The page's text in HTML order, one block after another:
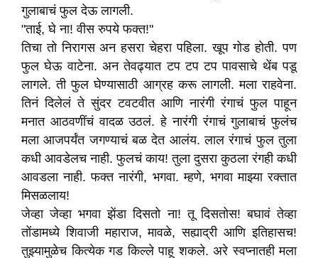
गुलाबाचं फुल देऊ लागली.
"ताई, घे ना! वीस रुपये फक्त!"
तिचा तो निरागस अन हसरा चेहरा पहिला. खूप गोड होती. पण
फुल घेऊ वाटेना. अन तेवढ्यात टप टप टप पावसाचे थेंब पडू
लागले. ती फुल घेण्यासाठी आग्रह करू लागली. मला राहवेना.
तिनं दिलेलं ते सुंदर टवटवीत आणि नारंगी रंगाचं फुल पाहून
मनात आठवणींचं वादळ उठलं. हे नारंगी रंगाचं गुलाबाचं फुलंच
मला आजपर्यंत जगण्याचं बळ देत आलंय. लाल रंगाचं फुल तुला
कधी आवडेलच नाही. फुलचं काय! तुला दुसरा कुठला रंगही कधी
आवडला नाही. फक्त नारंगी, भगवा. म्हणे, भगवा माझ्या रक्तात
मिसळलाय!
जेव्हा जेव्हा भगवा झेंडा दिसतो ना! तू दिसतोस! बघावं तेव्हा
तोंडामध्ये शिवाजी महाराज, मावळे, सह्याद्री आणि इतिहासच!
तुझ्यामुळेच कित्येक गड किल्ले पाहू शकले. अरे स्वप्नातही मला